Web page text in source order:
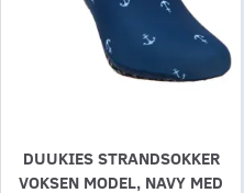
DUUKIES STRANDSOKKER
VOKSEN MODEL, NAVY MED